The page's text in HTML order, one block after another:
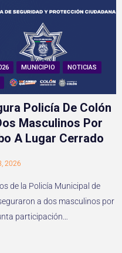
MUNICIPIO
NOTICIAS
Policía De Colón
Masculinos Por
A Lugar Cerrado
2026
de la Policía Municipal de
a dos masculinos por
participación…